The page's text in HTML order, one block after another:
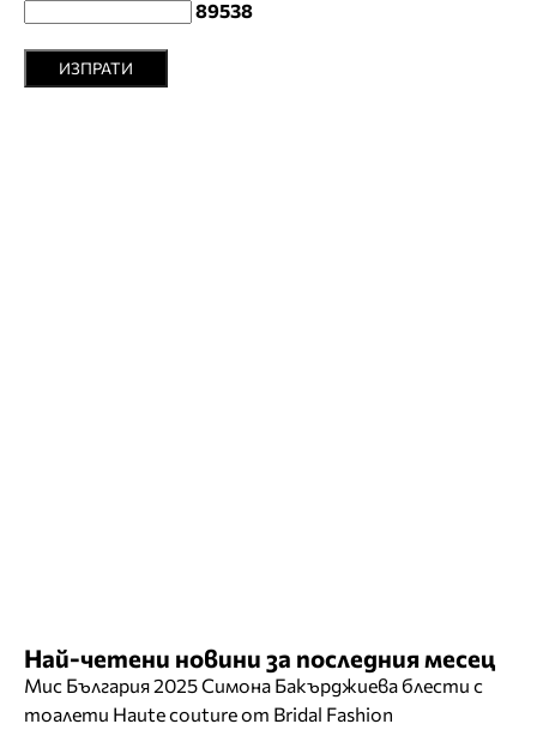
89538
ИЗПРАТИ
Най-четени новини за последния месец
Мис България 2025 Симона Бакърджиева блести с
тоалети Haute couture от Bridal Fashion